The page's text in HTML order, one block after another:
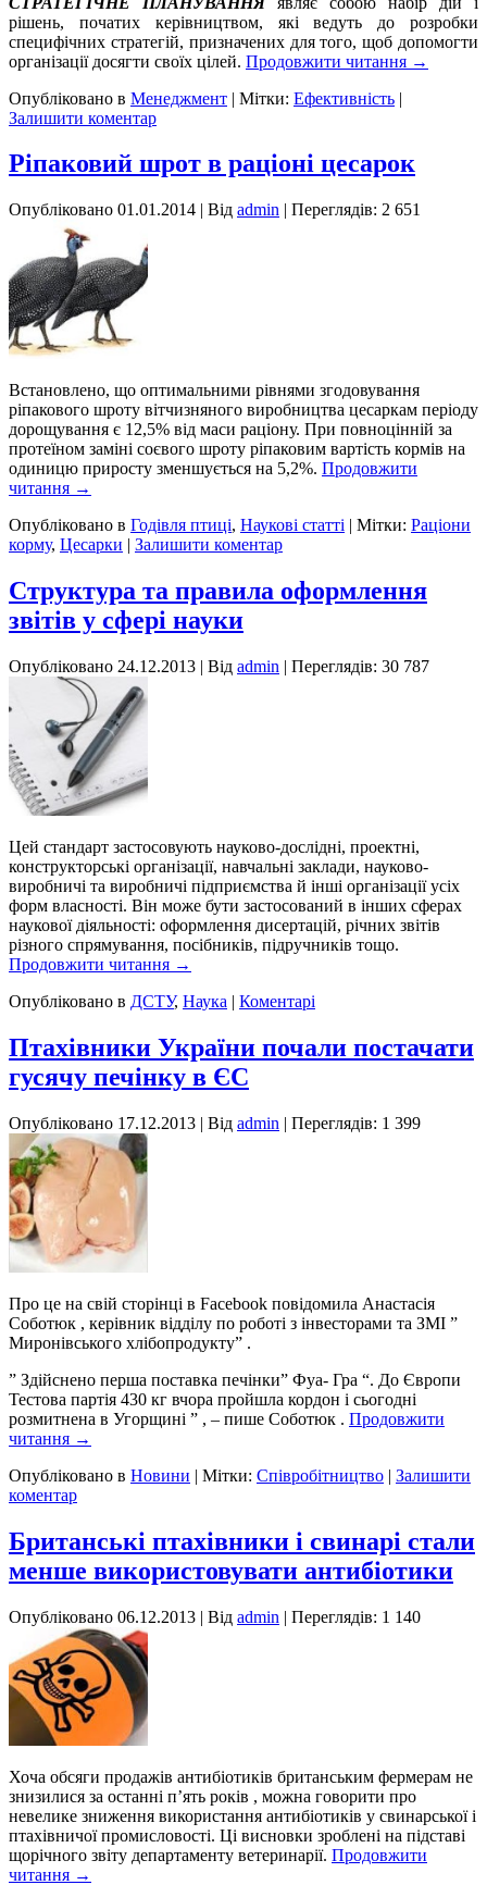
рішень, початих керівництвом, які ведуть до розробки
специфічних стратегій, призначених для того, щоб допомогти
організації досягти своїх цілей. Продовжити читання →
Опубліковано в Менеджмент | Мітки: Ефективність |
Залишити коментар
Ріпаковий шрот в раціоні цесарок
Опубліковано 01.01.2014 | Від admin | Переглядів: 2 651
Встановлено, що оптимальними рівнями згодовування
ріпакового шроту вітчизняного виробництва цесаркам періоду
дорощування є 12,5% від маси раціону. При повноцінній за
протеїном заміні соєвого шроту ріпаковим вартість кормів на
одиницю приросту зменшується на 5,2%. Продовжити
читання →
Опубліковано в Годівля птиці, Наукові статті | Мітки: Раціони
корму, Цесарки | Залишити коментар
Структура та правила оформлення
звітів у сфері науки
Опубліковано 24.12.2013 | Від admin | Переглядів: 30 787
Цей стандарт застосовують науково-дослідні, проектні,
конструкторські організації, навчальні заклади, науково-
виробничі та виробничі підприємства й інші організації усіх
форм власності. Він може бути застосований в інших сферах
наукової діяльності: оформлення дисертацій, річних звітів
різного спрямування, посібників, підручників тощо.
Продовжити читання →
Опубліковано в ДСТУ, Наука | Коментарі
Птахівники України почали постачати
гусячу печінку в ЄС
Опубліковано 17.12.2013 | Від admin | Переглядів: 1 399
Про це на свій сторінці в Facebook повідомила Анастасія
Соботюк , керівник відділу по роботі з інвесторами та ЗМІ ”
Миронівського хлібопродукту” .
” Здійснено перша поставка печінки” Фуа- Гра “. До Європи
Тестова партія 430 кг вчора пройшла кордон і сьогодні
розмитнена в Угорщині ” , – пише Соботюк . Продовжити
читання →
Опубліковано в Новини | Мітки: Співробітництво | Залишити
коментар
Британські птахівники і свинарі стали
менше використовувати антибіотики
Опубліковано 06.12.2013 | Від admin | Переглядів: 1 140
Хоча обсяги продажів антибіотиків британським фермерам не
знизилися за останні п’ять років , можна говорити про
невелике зниження використання антибіотиків у свинарської і
птахівничої промисловості. Ці висновки зроблені на підставі
щорічного звіту департаменту ветеринарії. Продовжити
читання →